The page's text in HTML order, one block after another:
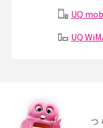
SMSとは？料金やできるこ
iPhone 16eとiPhone SE（第
iPhone 16eとiPhone 14を徹
UQ
UQ